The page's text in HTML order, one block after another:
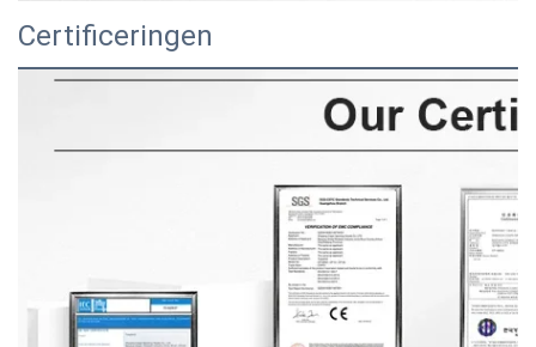
Certificeringen